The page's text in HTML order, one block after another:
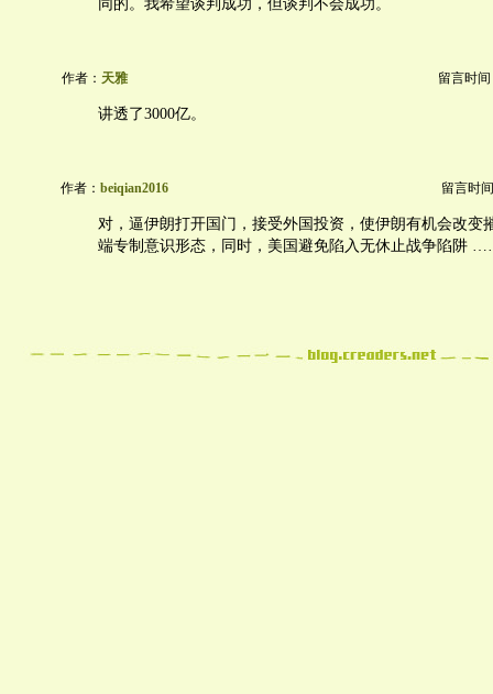
同的。我希望谈判成功，但谈判不会成功。
作者： 天雅 留言时间
讲透了3000亿。
作者： beiqian2016 留言时
对，逼伊朗打开国门，接受外国投资，使伊朗有机会改变
端专制意识形态，同时，美国避免陷入无休止战争陷阱